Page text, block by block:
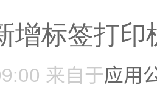
增标签打印
来自于应用